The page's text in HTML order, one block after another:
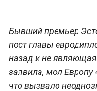
Бывший премьер
пост главы
назад и не
заявила, мол Европу
что вызвало